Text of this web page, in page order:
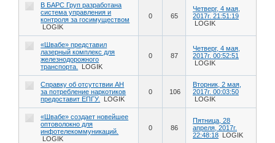
В БАРС Груп разработана
система управления и
контроля за госимуществом
LOGIK
0 65
Четверг, 4 мая,
2017г. 21:51:19
LOGIK
«Швабе» представил
лазерный комплекс для
железнодорожного
транспорта.
LOGIK
0 87
Четверг, 4 мая,
2017г. 00:52:51
LOGIK
Справку об отсутствии АН
за потребление наркотиков
предоставит ЕПГУ.
LOGIK
0 106
Вторник, 2 мая,
2017г. 00:03:50
LOGIK
«Швабе» создает новейшее
оптоволокно для
инфотелекоммуникаций.
LOGIK
0 86
Пятница, 28
апреля, 2017г.
22:48:18 LOGIK